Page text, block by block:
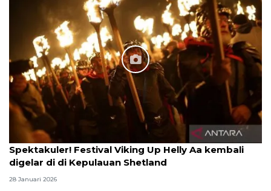
Spektakuler! Festival Viking Up Helly Aa kembali
digelar di di Kepulauan Shetland
28 Januari 2026